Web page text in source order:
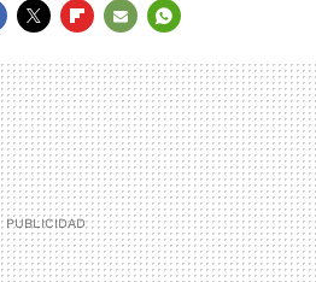
MAIL